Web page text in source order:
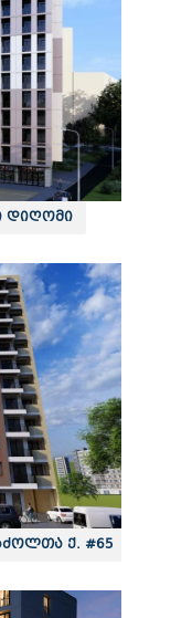
დიღომი
ქ. #65